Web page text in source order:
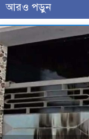
আরও পড়ুন